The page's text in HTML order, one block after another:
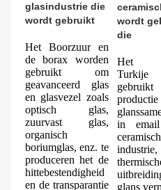
glasindustrie die
wordt gebruikt
Het Boorzuur en
de borax worden
gebruikt om
geavanceerd glas
en glasvezel zoals
optisch glas,
zuurvast glas,
organisch
boriumglas, enz. te
produceren het de
hittebestendigheid
en de transparantie
wordt
die
Het
in
glans